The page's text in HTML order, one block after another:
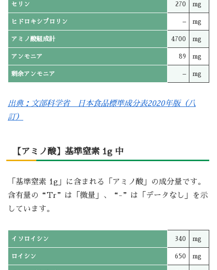
セリン 270 mg
ヒドロキシプロリン – mg
アミノ酸組成計 4700 mg
アンモニア 89 mg
剰余アンモニア – mg
出典：文部科学省 日本食品標準成分表2020年版（八
訂）
【アミノ酸】基準窒素 1g 中
「基準窒素 1g」に含まれる「アミノ酸」の成分量です。
含有量の“Tr”は「微量」、“-”は「データなし」を示
しています。
イソロイシン 340 mg
ロイシン 650 mg